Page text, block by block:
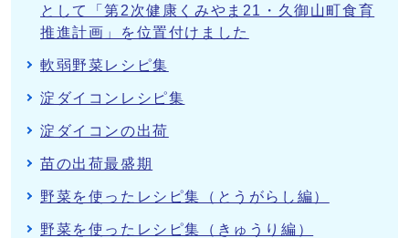
として「第2次健康くみやま21・久御山町食育
推進計画」を位置付けました
軟弱野菜レシピ集
淀ダイコンレシピ集
淀ダイコンの出荷
苗の出荷最盛期
野菜を使ったレシピ集（とうがらし編）
野菜を使ったレシピ集（きゅうり編）